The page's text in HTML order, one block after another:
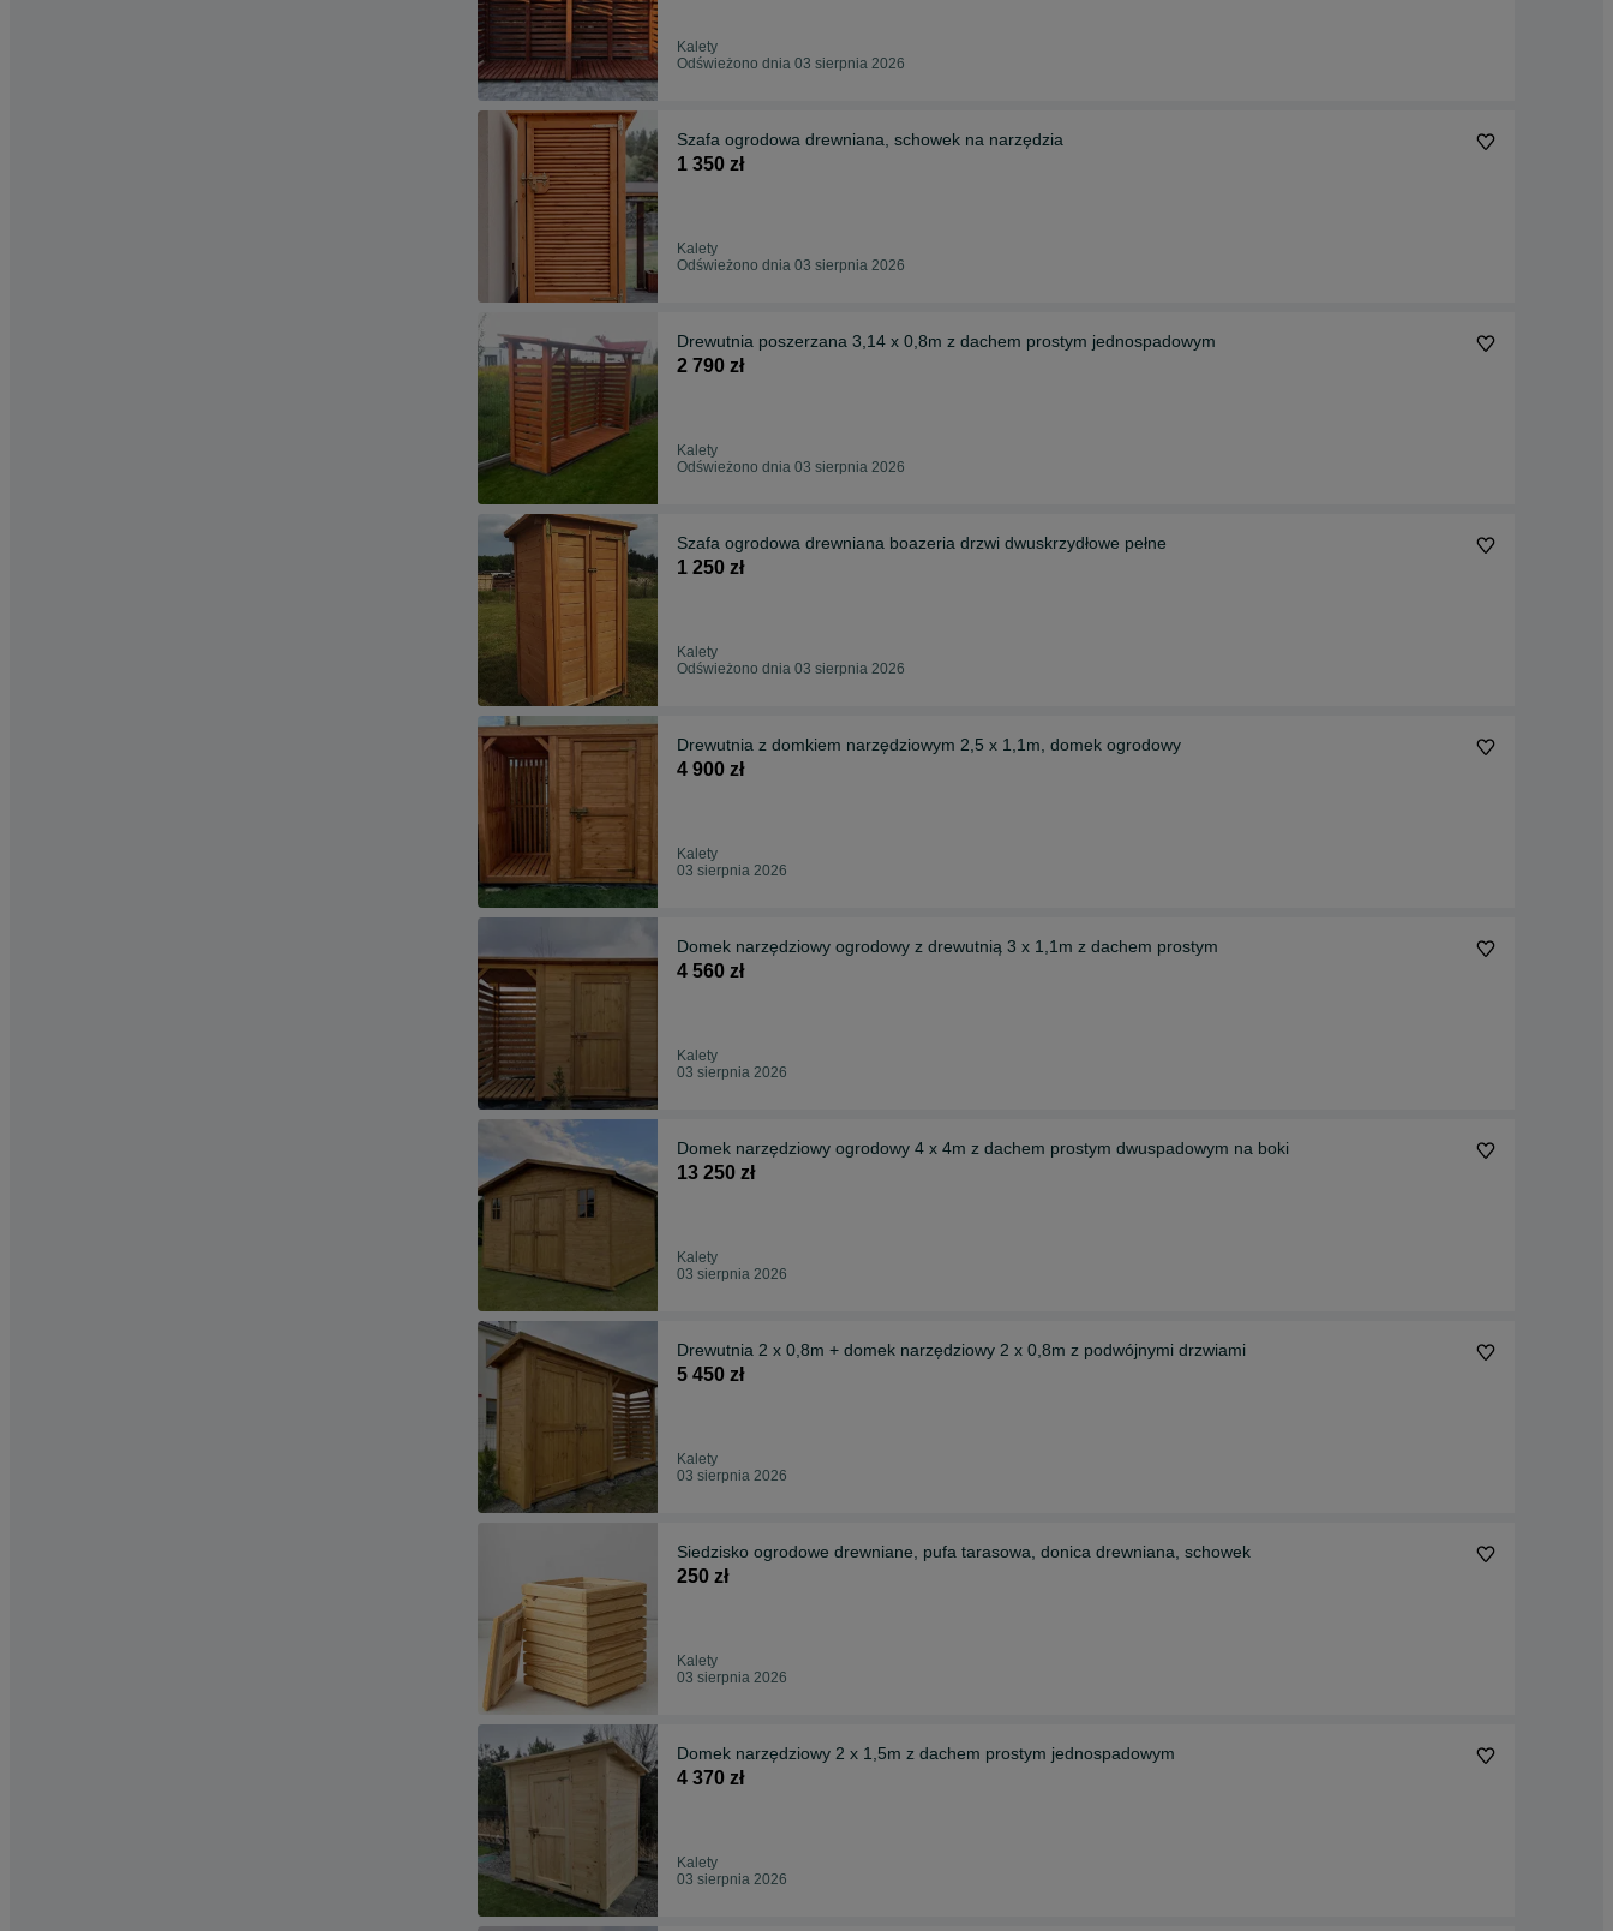
Kalety
Odświeżono dnia 03 sierpnia 2026
Szafa ogrodowa drewniana, schowek na narzędzia
1 350 zł
Kalety
Odświeżono dnia 03 sierpnia 2026
Drewutnia poszerzana 3,14 x 0,8m z dachem prostym jednospadowym
2 790 zł
Kalety
Odświeżono dnia 03 sierpnia 2026
Szafa ogrodowa drewniana boazeria drzwi dwuskrzydłowe pełne
1 250 zł
Kalety
Odświeżono dnia 03 sierpnia 2026
Drewutnia z domkiem narzędziowym 2,5 x 1,1m, domek ogrodowy
4 900 zł
Kalety
03 sierpnia 2026
Domek narzędziowy ogrodowy z drewutnią 3 x 1,1m z dachem prostym
4 560 zł
Kalety
03 sierpnia 2026
Domek narzędziowy ogrodowy 4 x 4m z dachem prostym dwuspadowym na boki
13 250 zł
Kalety
03 sierpnia 2026
Drewutnia 2 x 0,8m + domek narzędziowy 2 x 0,8m z podwójnymi drzwiami
5 450 zł
Kalety
03 sierpnia 2026
Siedzisko ogrodowe drewniane, pufa tarasowa, donica drewniana, schowek
250 zł
Kalety
03 sierpnia 2026
Domek narzędziowy 2 x 1,5m z dachem prostym jednospadowym
4 370 zł
Kalety
03 sierpnia 2026